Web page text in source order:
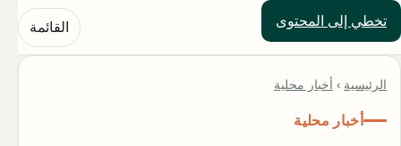
تخطي إلى المحتوى
حلول العالم القائمة
الرئيسية › أخبار محلية
أخبار محلية